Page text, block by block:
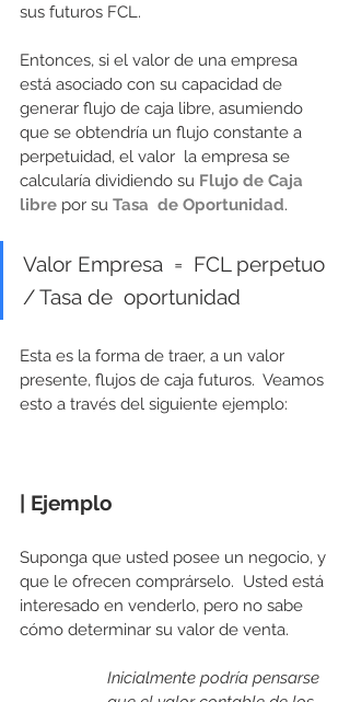
sus futuros FCL.
Entonces, si el valor de una empresa
está asociado con su capacidad de
generar flujo de caja libre, asumiendo
que se obtendría un flujo constante a
perpetuidad, el valor  la empresa se
calcularía dividiendo su Flujo de Caja
libre por su Tasa  de Oportunidad.
Valor Empresa  =  FCL perpetuo
/ Tasa de  oportunidad
Esta es la forma de traer, a un valor
presente, flujos de caja futuros.  Veamos
esto a través del siguiente ejemplo:
| Ejemplo
Suponga que usted posee un negocio, y
que le ofrecen comprárselo.  Usted está
interesado en venderlo, pero no sabe
cómo determinar su valor de venta.
Inicialmente podría pensarse